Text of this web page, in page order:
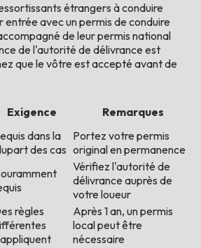
étrangers à conduire
entrée avec un permis de conduire
de leur permis national
de l'autorité de délivrance est
que le vôtre est accepté avant de
Exigence
Remarques
dans la
des cas
Portez votre permis
original en permanence
Vérifiez l'autorité de
délivrance auprès de
votre loueur
règles
Après 1 an, un permis
local peut être
nécessaire